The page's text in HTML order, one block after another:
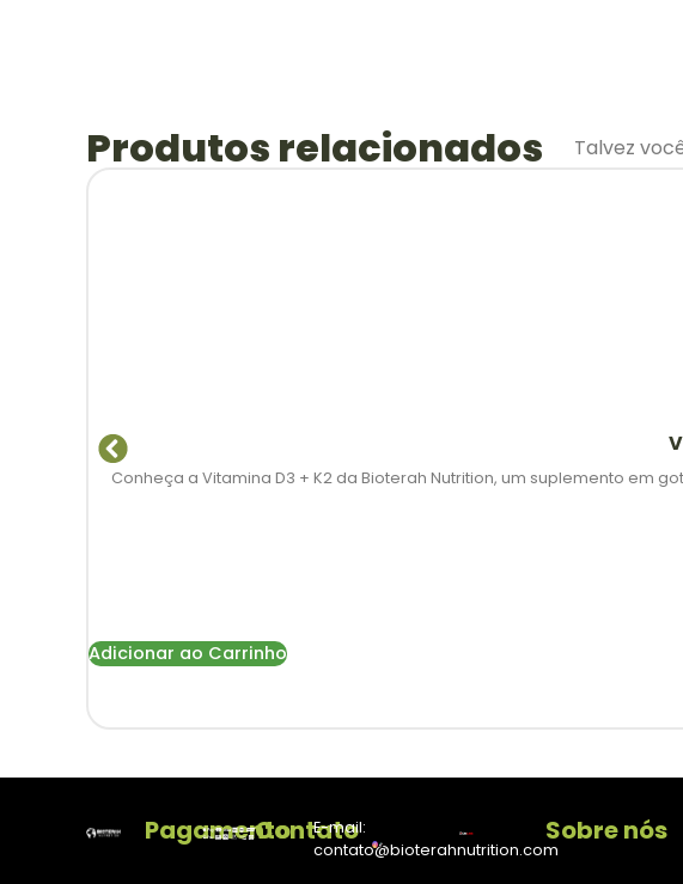
Produtos relacionados Talvez
Conheça a Vitamina D3 + K2 da Bioterah Nutrition, um suplemento
Adicionar ao Carrinho
PagamentoContato
E-mail:
contato@bioterahnutrition.com
Sobre nós